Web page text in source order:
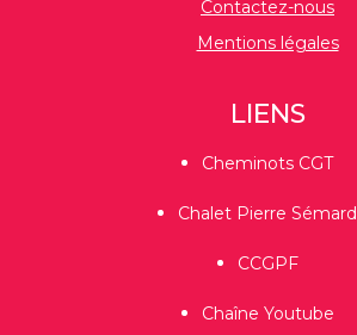
Contactez-nous
Mentions légales
LIENS
Cheminots CGT
Chalet Pierre Sémard
CCGPF
Chaîne Youtube